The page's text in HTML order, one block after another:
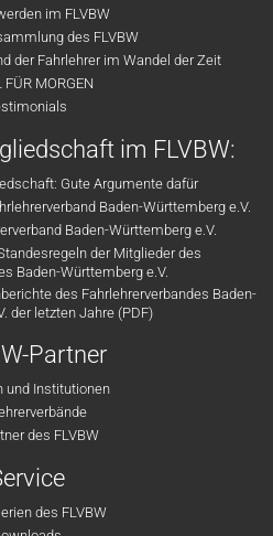
im FLVBW
des FLVBW
der Fahrlehrer im Wandel der Zeit
FÜR MORGEN
im FLVBW:
Gute Argumente dafür
Baden-Württemberg e.V.
Baden-Württemberg e.V.
der Mitglieder des
Baden-Württemberg e.V.
des Fahrlehrerverbandes Baden-
der letzten Jahre (PDF)
Partner
und Institutionen
des FLVBW
des FLVBW